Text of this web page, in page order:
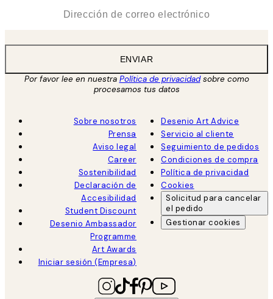
ENVIAR
Por favor lee en nuestra Política de privacidadsobre como
procesamos tus datos
Sobre nosotros
Prensa
Aviso legal
Career
Sostenibilidad
Declaración de
Accesibilidad
Student Discount
Desenio Ambassador
Programme
Art Awards
Iniciar sesión (Empresa)
Desenio Art Advice
Servicio al cliente
Seguimiento de pedidos
Condiciones de compra
Política de privacidad
Cookies
Solicitud para cancelar
el pedido
Gestionar cookies